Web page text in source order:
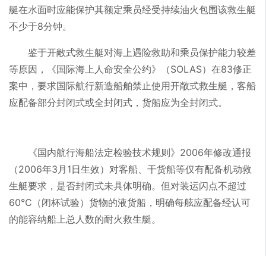
艇在水面时应能保护其额定乘员经受持续油火包围该救生艇
不少于8分钟。
鉴于开敞式救生艇对海上遇险救助和乘员保护能力较差
等原因，《国际海上人命安全公约》（SOLAS）在83修正
案中，要求国际航行新造船舶禁止使用开敞式救生艇，客船
应配备部分封闭式或全封闭式，货船应为全封闭式。
《国内航行海船法定检验技术规则》2006年修改通报
（2006年3月1日生效）对客船、干货船等仅有配备机动救
生艇要求，是否封闭式未具体明确。但对装运闪点不超过
60℃（闭杯试验）货物的液货船，明确每舷应配备经认可
的能容纳船上总人数的耐火救生艇。